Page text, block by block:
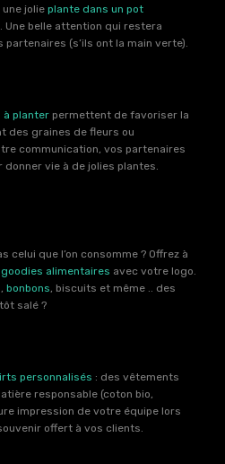
jolie plante dans un pot
Une belle attention qui restera
(s’ils ont la main verte).
à planter permettent de favoriser la
des graines de fleurs ou
communication, vos partenaires
vie à de jolies plantes.
celui que l’on consomme ? Offrez à
goodies alimentaires avec votre logo.
, bonbons, biscuits et même .. des
salé ?
personnalisés : des vêtements
responsable (coton bio,
impression de votre équipe lors
offert à vos clients.